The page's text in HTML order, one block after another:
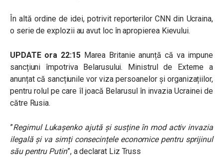
În altă ordine de idei, potrivit reporterilor CNN din Ucraina,
o serie de explozii au avut loc în apropierea Kievului.
UPDATE ora 22:15Marea Britanie anunță că va impune
sancțiuni împotriva Belarusului. Ministrul de Externe a
anunțat că sancțiunile vor viza persoanelor și organizațiilor,
pentru rolul pe care îl joacă Belarusul în invazia Ucrainei de
către Rusia.
”Regimul Lukașenko ajută și susține în mod activ invazia
ilegală și va simți consecințele economice pentru sprijinul
său pentru Putin”, a declarat Liz Truss